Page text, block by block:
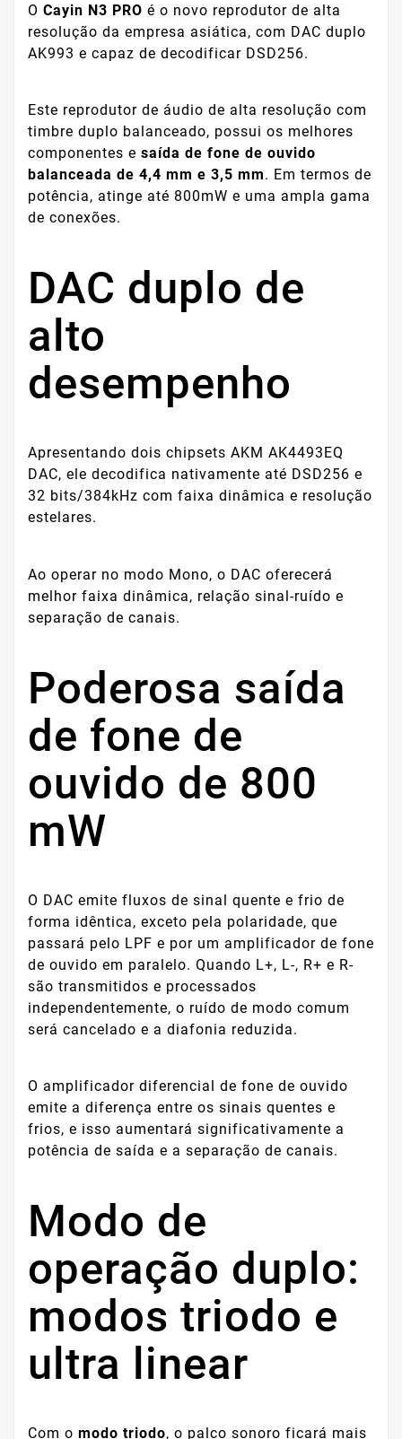
O Cayin N3 PRO é o novo reprodutor de alta
resolução da empresa asiática, com DAC duplo
AK993 e capaz de decodificar DSD256.
Este reprodutor de áudio de alta resolução com
timbre duplo balanceado, possui os melhores
componentes e saída de fone de ouvido
balanceada de 4,4 mm e 3,5 mm. Em termos de
potência, atinge até 800mW e uma ampla gama
de conexões.
DAC duplo de
alto
desempenho
Apresentando dois chipsets AKM AK4493EQ
DAC, ele decodifica nativamente até DSD256 e
32 bits/384kHz com faixa dinâmica e resolução
estelares.
Ao operar no modo Mono, o DAC oferecerá
melhor faixa dinâmica, relação sinal-ruído e
separação de canais.
Poderosa saída
de fone de
ouvido de 800
mW
O DAC emite fluxos de sinal quente e frio de
forma idêntica, exceto pela polaridade, que
passará pelo LPF e por um amplificador de fone
de ouvido em paralelo. Quando L+, L-, R+ e R-
são transmitidos e processados ​​
independentemente, o ruído de modo comum
será cancelado e a diafonia reduzida.
O amplificador diferencial de fone de ouvido
emite a diferença entre os sinais quentes e
frios, e isso aumentará significativamente a
potência de saída e a separação de canais.
Modo de
operação duplo:
modos triodo e
ultra linear
Com o modo triodo, o palco sonoro ficará mais